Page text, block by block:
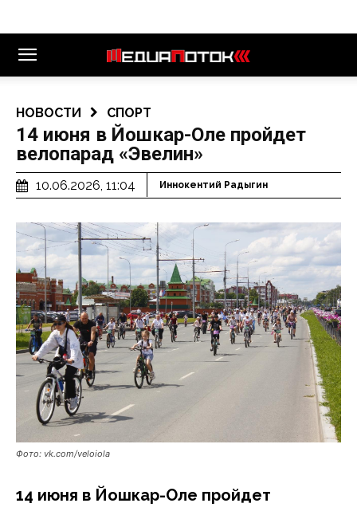
НОВОСТИ СПОРТ
14 июня в Йошкар-Оле пройдет
велопарад «Эвелин»
10.06.2026, 11:04 Иннокентий Радыгин
Фото: vk.com/veloiola
14 июня в Йошкар-Оле пройдет